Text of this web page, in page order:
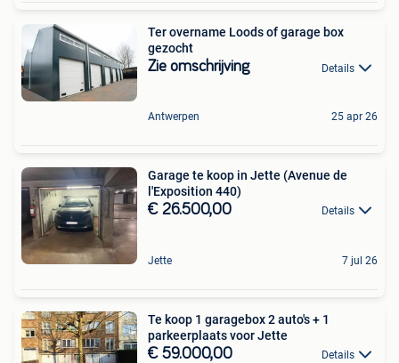
Ter overname Loods of garage box
gezocht
Zie omschrijving Details
Antwerpen 25 apr 26
Garage te koop in Jette (Avenue de
l'Exposition 440)
€ 26.500,00 Details
Jette 7 jul 26
Te koop 1 garagebox 2 auto's + 1
parkeerplaats voor Jette
€ 59.000,00 Details